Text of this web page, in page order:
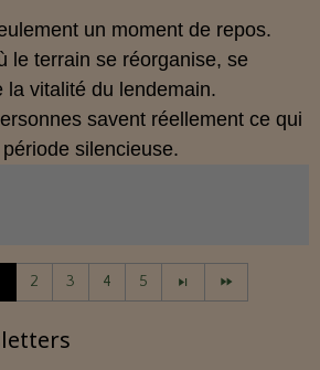
un moment de repos.
le terrain se réorganise, se
la vitalité du lendemain.
savent réellement ce qui
silencieuse.
2 3 4 5